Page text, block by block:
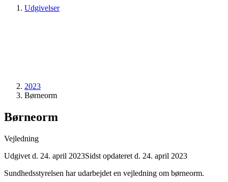
Udgivelser
2023
Børneorm
Børneorm
Vejledning
Udgivet d. 24. april 2023Sidst opdateret d. 24. april 2023
Sundhedsstyrelsen har udarbejdet en vejledning om børneorm.